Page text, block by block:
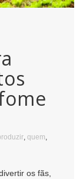
quem
os fãs,